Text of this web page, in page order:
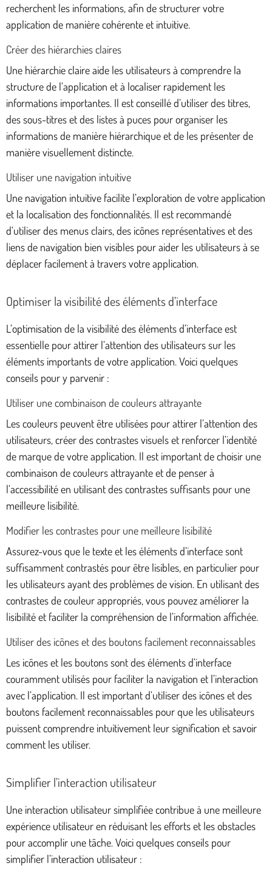
recherchent les informations, afin de structurer votre
application de manière cohérente et intuitive.
Créer des hiérarchies claires
Une hiérarchie claire aide les utilisateurs à comprendre la
structure de l’application et à localiser rapidement les
informations importantes. Il est conseillé d’utiliser des titres,
des sous-titres et des listes à puces pour organiser les
informations de manière hiérarchique et de les présenter de
manière visuellement distincte.
Utiliser une navigation intuitive
Une navigation intuitive facilite l’exploration de votre application
et la localisation des fonctionnalités. Il est recommandé
d’utiliser des menus clairs, des icônes représentatives et des
liens de navigation bien visibles pour aider les utilisateurs à se
déplacer facilement à travers votre application.
Optimiser la visibilité des éléments d’interface
L’optimisation de la visibilité des éléments d’interface est
essentielle pour attirer l’attention des utilisateurs sur les
éléments importants de votre application. Voici quelques
conseils pour y parvenir :
Utiliser une combinaison de couleurs attrayante
Les couleurs peuvent être utilisées pour attirer l’attention des
utilisateurs, créer des contrastes visuels et renforcer l’identité
de marque de votre application. Il est important de choisir une
combinaison de couleurs attrayante et de penser à
l’accessibilité en utilisant des contrastes suffisants pour une
meilleure lisibilité.
Modifier les contrastes pour une meilleure lisibilité
Assurez-vous que le texte et les éléments d’interface sont
suffisamment contrastés pour être lisibles, en particulier pour
les utilisateurs ayant des problèmes de vision. En utilisant des
contrastes de couleur appropriés, vous pouvez améliorer la
lisibilité et faciliter la compréhension de l’information affichée.
Utiliser des icônes et des boutons facilement reconnaissables
Les icônes et les boutons sont des éléments d’interface
couramment utilisés pour faciliter la navigation et l’interaction
avec l’application. Il est important d’utiliser des icônes et des
boutons facilement reconnaissables pour que les utilisateurs
puissent comprendre intuitivement leur signification et savoir
comment les utiliser.
Simplifier l’interaction utilisateur
Une interaction utilisateur simplifiée contribue à une meilleure
expérience utilisateur en réduisant les efforts et les obstacles
pour accomplir une tâche. Voici quelques conseils pour
simplifier l’interaction utilisateur :